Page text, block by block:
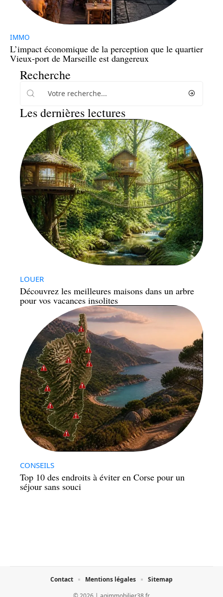
IMMO
L’impact économique de la perception que le quartier
Vieux-port de Marseille est dangereux
Recherche
Les dernières lectures
LOUER
Découvrez les meilleures maisons dans un arbre
pour vos vacances insolites
CONSEILS
Top 10 des endroits à éviter en Corse pour un
séjour sans souci
Contact Mentions légales Sitemap